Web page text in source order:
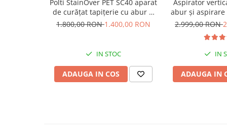
Polti StainOver PET SC40 aparat
de curățat tapițerie cu abur și
aspirare 4 în 1, cu perie pentru
1.800,00 RON1.400,00 RON
IN STOC
ADAUGA IN COS
Aspirator
abur și aspirare
450 W, aspirare
2.999,00 RON
IN
ADAUGA IN